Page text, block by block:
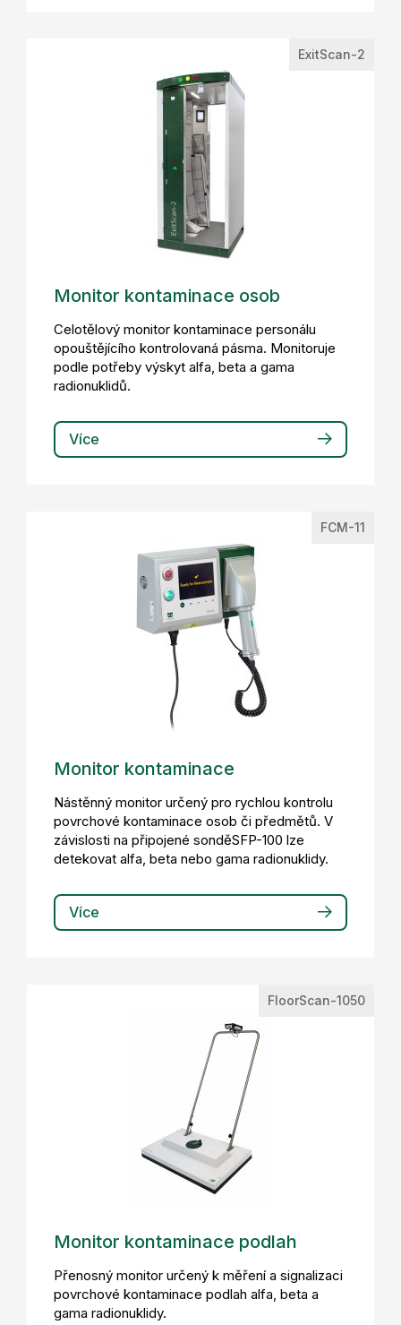
ExitScan-2
Monitor kontaminace osob
Celotělový monitor kontaminace personálu
opouštějícího kontrolovaná pásma. Monitoruje
podle potřeby výskyt alfa, beta a gama
radionuklidů.
Více
FCM-11
Monitor kontaminace
Nástěnný monitor určený pro rychlou kontrolu
povrchové kontaminace osob či předmětů. V
závislosti na připojené sonděSFP-100 lze
detekovat alfa, beta nebo gama radionuklidy.
Více
FloorScan-1050
Monitor kontaminace podlah
Přenosný monitor určený k měření a signalizaci
povrchové kontaminace podlah alfa, beta a
gama radionuklidy.